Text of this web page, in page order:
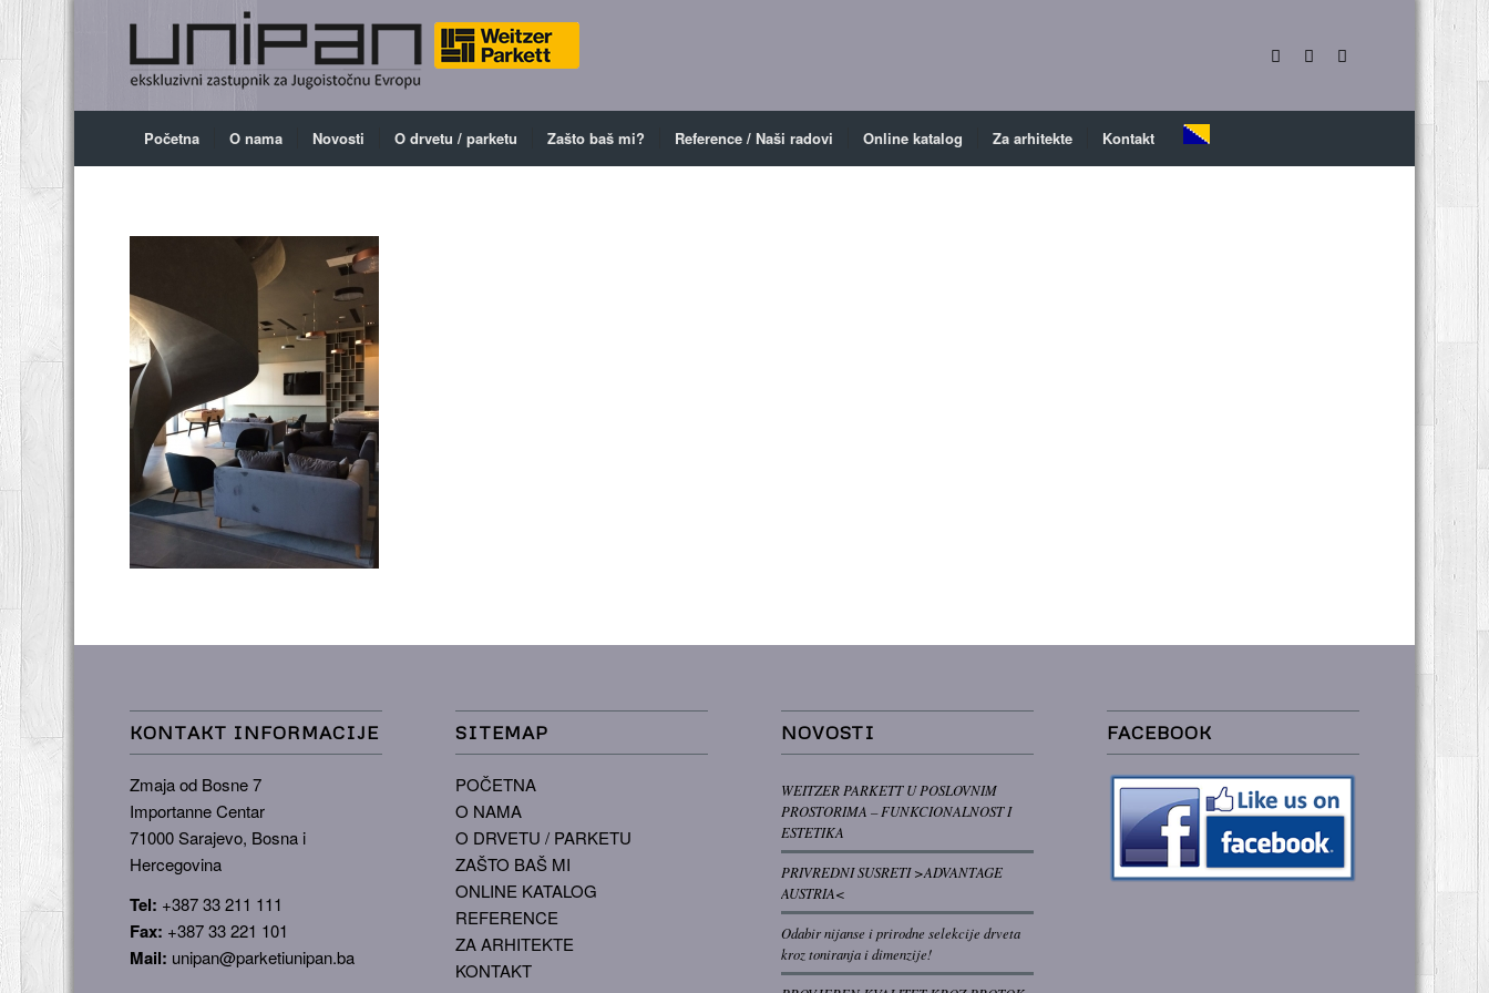
Početna O nama Novosti O drvetu / parketu Zašto baš mi? Reference / Naši radovi Online katalog Za arhitekte Kontakt
KONTAKT INFORMACIJE
Zmaja od Bosne 7
Importanne Centar
71000 Sarajevo, Bosna i
Hercegovina
Tel: +387 33 211 111
Fax: +387 33 221 101
Mail: unipan@parketiunipan.ba
SITEMAP
POČETNA
O NAMA
O DRVETU / PARKETU
ZAŠTO BAŠ MI
ONLINE KATALOG
REFERENCE
ZA ARHITEKTE
KONTAKT
NOVOSTI
WEITZER PARKETT U POSLOVNIM
PROSTORIMA – FUNKCIONALNOST I
ESTETIKA
PRIVREDNI SUSRETI >ADVANTAGE
AUSTRIA<
Odabir nijanse i prirodne selekcije drveta
kroz toniranja i dimenzije!
FACEBOOK